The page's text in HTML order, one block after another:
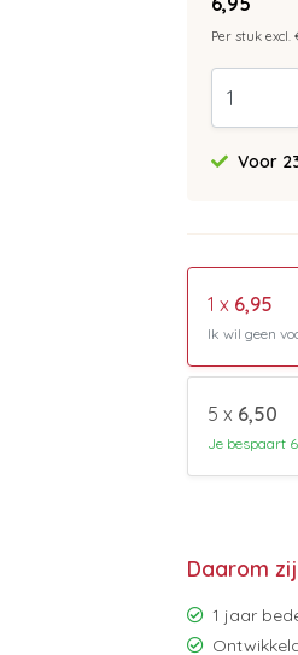
Per stuk excl.
Voor
1 x 6,95
Ik wil geen
5 x 6,50
Je bespaart
Daarom
1 jaar